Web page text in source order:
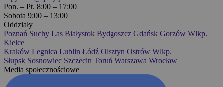
Pon. – Pt. 8:00 – 17:00
Sobota 9:00 – 13:00
Oddziały
Poznań Suchy Las Białystok Bydgoszcz Gdańsk Gorzów Wlkp.
Kielce
Kraków Legnica Lublin Łódź Olsztyn Ostrów Wlkp.
Słupsk Sosnowiec Szczecin Toruń Warszawa Wrocław
Media społecznościowe